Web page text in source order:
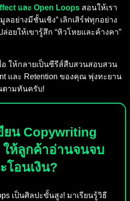
และ Open Loops สอนให้เรา
อย่างมีชั้นเชิง” เลิกเสิร์ฟทุกอย่าง
อยให้เขารู้สึก “หิวโหยและค้างคา”
อ ให้กลายเป็นซีรีส์สืบสวนสอบสวน
และ Retention ของคุณ พุ่งทะยาน
ตามทันครับ!
ยน Copywriting
ห้ลูกค้าอ่านจนจบ
โอนเงิน?
เป็นศิลปะขั้นสูง! มาเรียนรู้วิธี